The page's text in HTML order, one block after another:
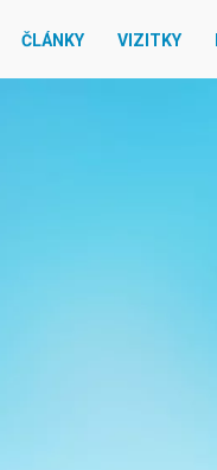
ČLÁNKY VIZITKY